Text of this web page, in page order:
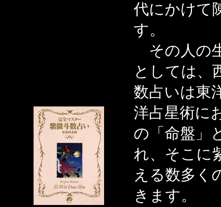
代にかけて
す。
その人の
としては、
数占いは東
洋占星術に
の「命盤」
れ、そこに
える数多く
きます。